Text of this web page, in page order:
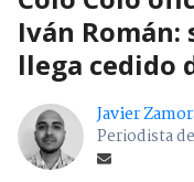
Iván
llega cedido
Javier
Periodista